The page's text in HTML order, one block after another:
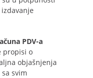
PDV-a
propisi o
objašnjenja
svim